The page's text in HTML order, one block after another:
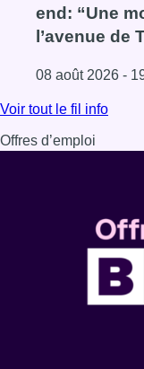
end: “Une
l’avenue de
08 août 2026 -
Lire l'article
Voir tout le fil info
Offres d’emploi